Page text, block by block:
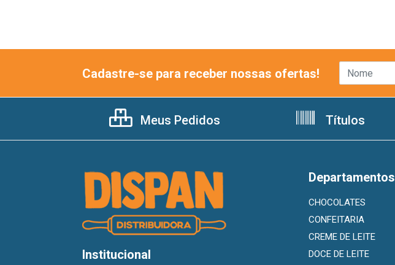
Cadastre-se para receber nossas ofertas!
Meus Pedidos Títulos
Institucional
Departamentos
CHOCOLATES
CONFEITARIA
CREME DE LEITE
DOCE DE LEITE